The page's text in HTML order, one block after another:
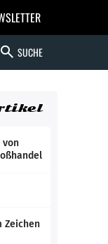
search SUCHE
von
Zeichen